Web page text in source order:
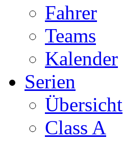
Fahrer
Teams
Kalender
Serien
Übersicht
Class A